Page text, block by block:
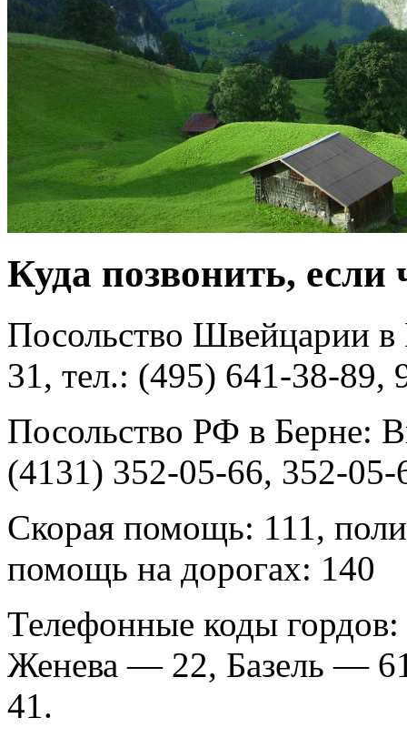
Куда позвонить, если
Посольство Швейцарии в
31, тел.: (495) 641-38-89,
Посольство РФ в Берне:
(4131) 352-05-66, 352-05-
Скорая помощь: 111,
помощь на дорогах: 140
Телефонные коды
Женева — 22, Базель —
41.